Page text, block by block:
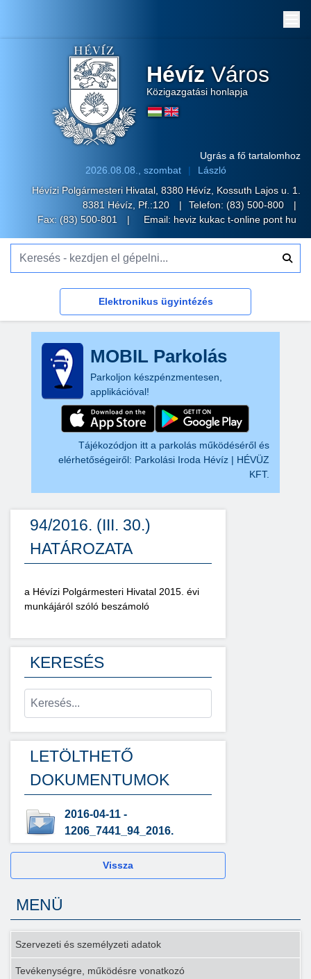
Hévíz Város
Közigazgatási honlapja
Ugrás a fő tartalomhoz
2026.08.08., szombat
László
Hévízi Polgármesteri Hivatal, 8380 Hévíz, Kossuth Lajos u. 1.
8381 Hévíz, Pf.:120
Telefon: (83) 500-800
Fax: (83) 500-801
Email: heviz kukac t-online pont hu
Elektronikus ügyintézés
MOBIL Parkolás
Parkoljon készpénzmentesen,
applikációval!
Tájékozódjon itt a parkolás működéséről és
elérhetőségeiről: Parkolási Iroda Hévíz | HÉVÜZ
KFT.
94/2016. (III. 30.)
HATÁROZATA
a Hévízi Polgármesteri Hivatal 2015. évi
munkájáról szóló beszámoló
KERESÉS
LETÖLTHETŐ
DOKUMENTUMOK
2016-04-11 -
1206_7441_94_2016.
Vissza
MENÜ
Szervezeti és személyzeti adatok
Tevékenységre, működésre vonatkozó